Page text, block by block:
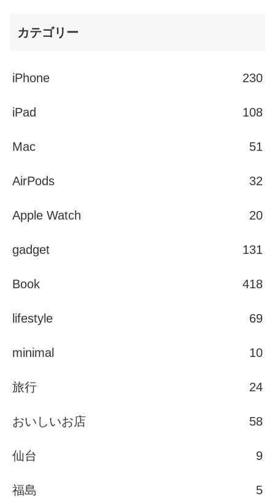
カテゴリー
iPhone 230
iPad 108
Mac 51
AirPods 32
Apple Watch 20
gadget 131
Book 418
lifestyle 69
minimal 10
旅行 24
おいしいお店 58
仙台 9
福島 5